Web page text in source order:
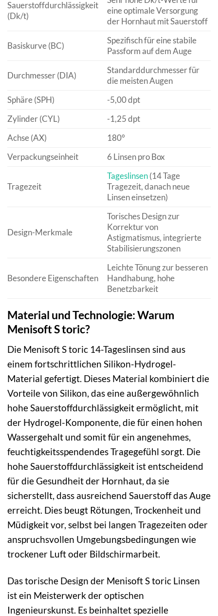
Sauerstoffdurchlässigkeit
(Dk/t)
eine optimale Versorgung
der Hornhaut mit Sauerstoff
Basiskurve (BC)
Spezifisch für eine stabile
Passform auf dem Auge
Durchmesser (DIA)
Standarddurchmesser für
die meisten Augen
Sphäre (SPH)
-5,00 dpt
Zylinder (CYL)
-1,25 dpt
Achse (AX)
180°
Verpackungseinheit
6 Linsen pro Box
Tragezeit
Tageslinsen(14 Tage
Tragezeit, danach neue
Linsen einsetzen)
Design-Merkmale
Torisches Design zur
Korrektur von
Astigmatismus, integrierte
Stabilisierungszonen
Besondere Eigenschaften
Leichte Tönung zur besseren
Handhabung, hohe
Benetzbarkeit
Material und Technologie: Warum
Menisoft S toric?
Die Menisoft S toric 14-Tageslinsen sind aus
einem fortschrittlichen Silikon-Hydrogel-
Material gefertigt. Dieses Material kombiniert die
Vorteile von Silikon, das eine außergewöhnlich
hohe Sauerstoffdurchlässigkeit ermöglicht, mit
der Hydrogel-Komponente, die für einen hohen
Wassergehalt und somit für ein angenehmes,
feuchtigkeitsspendendes Tragegefühl sorgt. Die
hohe Sauerstoffdurchlässigkeit ist entscheidend
für die Gesundheit der Hornhaut, da sie
sicherstellt, dass ausreichend Sauerstoff das Auge
erreicht. Dies beugt Rötungen, Trockenheit und
Müdigkeit vor, selbst bei langen Tragezeiten oder
anspruchsvollen Umgebungsbedingungen wie
trockener Luft oder Bildschirmarbeit.
Das torische Design der Menisoft S toric Linsen
ist ein Meisterwerk der optischen
Ingenieurskunst. Es beinhaltet spezielle